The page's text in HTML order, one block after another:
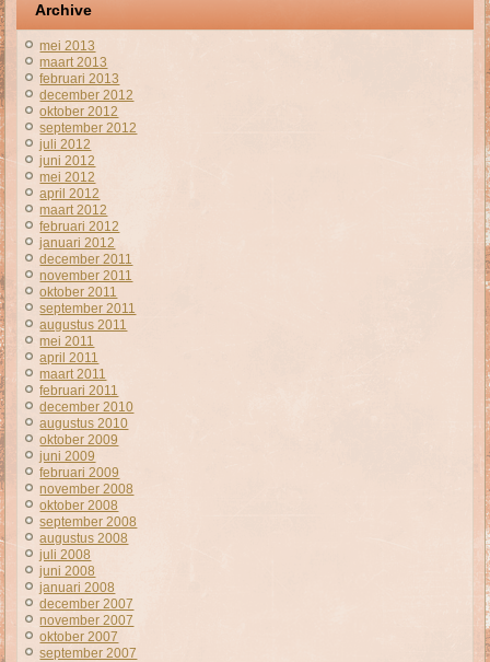
Archive
mei 2013
maart 2013
februari 2013
december 2012
oktober 2012
september 2012
juli 2012
juni 2012
mei 2012
april 2012
maart 2012
februari 2012
januari 2012
december 2011
november 2011
oktober 2011
september 2011
augustus 2011
mei 2011
april 2011
maart 2011
februari 2011
december 2010
augustus 2010
oktober 2009
juni 2009
februari 2009
november 2008
oktober 2008
september 2008
augustus 2008
juli 2008
juni 2008
januari 2008
december 2007
november 2007
oktober 2007
september 2007